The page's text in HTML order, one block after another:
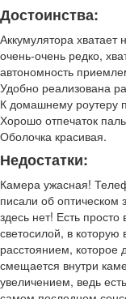
Достоинства:
Аккумулятора
очень-очень редко,
автономность
Удобно реализована
К домашнему роутеру
Хорошо отпечаток
Оболочка красивая.
Недостатки:
Камера ужасная!
писали об оптическом
здесь нет! Есть
светосилой, в
расстоянием, которое
смещается внутри
увеличением, ведь